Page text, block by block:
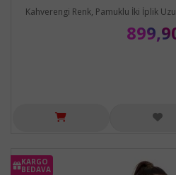
Kahverengi Renk, Pamuklu İki İplik
KARGO
BEDAVA